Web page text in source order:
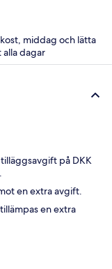
middag och lätta
dagar
på DKK
en extra avgift.
tillämpas en extra